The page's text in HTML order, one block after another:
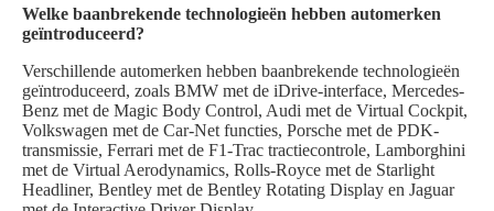
Welke baanbrekende technologieën hebben automerken
geïntroduceerd?
Verschillende automerken hebben baanbrekende technologieën
geïntroduceerd, zoals BMW met de iDrive-interface, Mercedes-
Benz met de Magic Body Control, Audi met de Virtual Cockpit,
Volkswagen met de Car-Net functies, Porsche met de PDK-
transmissie, Ferrari met de F1-Trac tractiecontrole, Lamborghini
met de Virtual Aerodynamics, Rolls-Royce met de Starlight
Headliner, Bentley met de Bentley Rotating Display en Jaguar